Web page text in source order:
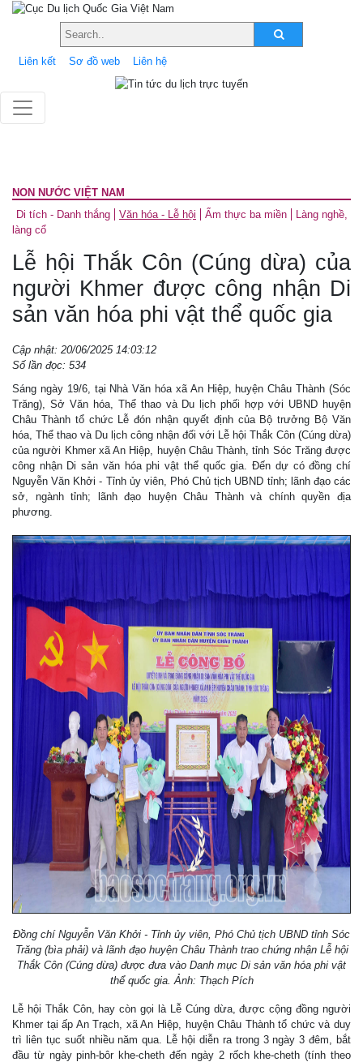
Liên kết Sơ đồ web Liên hệ
NON NƯỚC VIỆT NAM
Di tích - Danh thắng
Văn hóa - Lễ hội Ẩm thực ba miền
Làng nghề,
làng cổ
Lễ hội Thắk Côn (Cúng dừa) của
người Khmer được công nhận Di
sản văn hóa phi vật thể quốc gia
Cập nhật: 20/06/2025 14:03:12
Số lần đọc: 534
Sáng ngày 19/6, tại Nhà Văn hóa xã An Hiệp, huyện Châu Thành (Sóc
Trăng), Sở Văn hóa, Thể thao và Du lịch phối hợp với UBND huyện
Châu Thành tổ chức Lễ đón nhận quyết định của Bộ trưởng Bộ Văn
hóa, Thể thao và Du lịch công nhận đối với Lễ hội Thắk Côn (Cúng dừa)
của người Khmer xã An Hiệp, huyện Châu Thành, tỉnh Sóc Trăng được
công nhận Di sản văn hóa phi vật thể quốc gia. Đến dự có đồng chí
Nguyễn Văn Khởi - Tỉnh ủy viên, Phó Chủ tịch UBND tỉnh; lãnh đạo các
sở, ngành tỉnh; lãnh đạo huyện Châu Thành và chính quyền địa
phương.
Đồng chí Nguyễn Văn Khởi - Tỉnh ủy viên, Phó Chủ tịch UBND tỉnh Sóc
Trăng (bìa phải) và lãnh đạo huyện Châu Thành trao chứng nhận Lễ hội
Thắk Côn (Cúng dừa) được đưa vào Danh mục Di sản văn hóa phi vật
thể quốc gia. Ảnh: Thạch Pích
Lễ hội Thắk Côn, hay còn gọi là Lễ Cúng dừa, được cộng đồng người
Khmer tại ấp An Trạch, xã An Hiệp, huyện Châu Thành tổ chức và duy
trì liên tục suốt nhiều năm qua. Lễ hội diễn ra trong 3 ngày 3 đêm, bắt
đầu từ ngày pinh-bôr khe-cheth đến ngày 2 rốch khe-cheth (tính theo